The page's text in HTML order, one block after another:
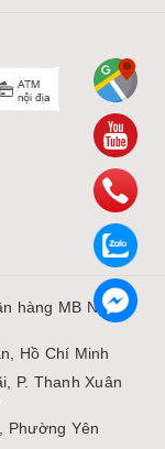
hàng MB Ngân
Hồ Chí Minh
P. Thanh Xuân
Phường Yên